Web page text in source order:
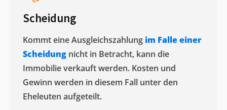
Scheidung
Kommt eine Ausgleichszahlung im Falle einer
Scheidung nicht in Betracht, kann die
Immobilie verkauft werden. Kosten und
Gewinn werden in diesem Fall unter den
Eheleuten aufgeteilt.​